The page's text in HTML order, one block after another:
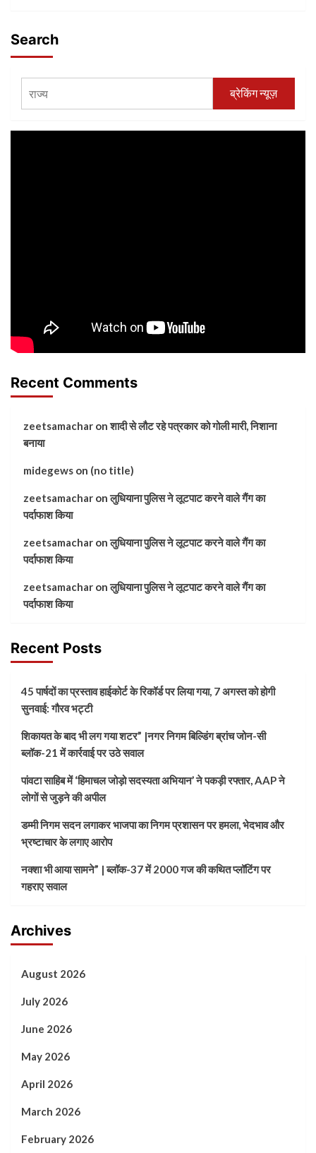
Search
ब्रेकिंग न्यूज़
Recent Comments
zeetsamachar onशादी से लौट रहे पत्रकार को गोली मारी, निशाना
बनाया
midegews on (no title)
zeetsamachar onलुधियाना पुलिस ने लूटपाट करने वाले गैंग का
पर्दाफाश किया
zeetsamachar onलुधियाना पुलिस ने लूटपाट करने वाले गैंग का
पर्दाफाश किया
zeetsamachar onलुधियाना पुलिस ने लूटपाट करने वाले गैंग का
पर्दाफाश किया
Recent Posts
45 पार्षदों का प्रस्ताव हाईकोर्ट के रिकॉर्ड पर लिया गया, 7 अगस्त को होगी
सुनवाई: गौरव भट्टी
शिकायत के बाद भी लग गया शटर” |नगर निगम बिल्डिंग ब्रांच जोन-सी
ब्लॉक-21 में कार्रवाई पर उठे सवाल
पांवटा साहिब में ‘हिमाचल जोड़ो सदस्यता अभियान’ ने पकड़ी रफ्तार, AAP ने
लोगों से जुड़ने की अपील
डम्मी निगम सदन लगाकर भाजपा का निगम प्रशासन पर हमला, भेदभाव और
भ्रष्टाचार के लगाए आरोप
नक्शा भी आया सामने” | ब्लॉक-37 में 2000 गज की कथित प्लॉटिंग पर
गहराए सवाल
Archives
August 2026
July 2026
June 2026
May 2026
April 2026
March 2026
February 2026